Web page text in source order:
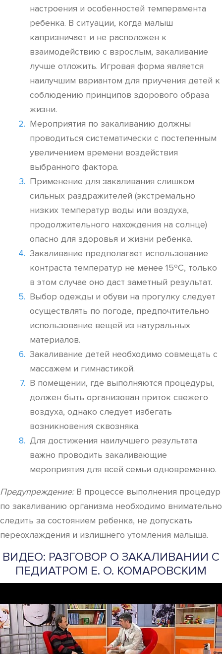
настроения и особенностей темперамента
ребенка. В ситуации, когда малыш
капризничает и не расположен к
взаимодействию с взрослым, закаливание
лучше отложить. Игровая форма является
наилучшим вариантом для приучения детей к
соблюдению принципов здорового образа
жизни.
Мероприятия по закаливанию должны
проводиться систематически с постепенным
увеличением времени воздействия
выбранного фактора.
Применение для закаливания слишком
сильных раздражителей (экстремально
низких температур воды или воздуха,
продолжительного нахождения на солнце)
опасно для здоровья и жизни ребенка.
Закаливание предполагает использование
контраста температур не менее 15ºC, только
в этом случае оно даст заметный результат.
Выбор одежды и обуви на прогулку следует
осуществлять по погоде, предпочтительно
использование вещей из натуральных
материалов.
Закаливание детей необходимо совмещать с
массажем и гимнастикой.
В помещении, где выполняются процедуры,
должен быть организован приток свежего
воздуха, однако следует избегать
возникновения сквозняка.
Для достижения наилучшего результата
важно проводить закаливающие
мероприятия для всей семьи одновременно.
Предупреждение:В процессе выполнения процедур
по закаливанию организма необходимо внимательно
следить за состоянием ребенка, не допускать
переохлаждения и излишнего утомления малыша.
ВИДЕО: РАЗГОВОР О ЗАКАЛИВАНИИ С
ПЕДИАТРОМ Е. О. КОМАРОВСКИМ